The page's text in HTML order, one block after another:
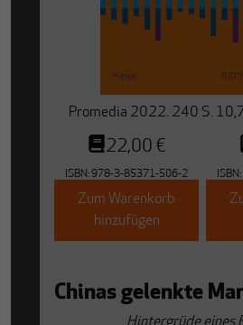
Promedia 2022. 240 S.
22,00 €
ISBN: 978-3-85371-506-2 ISBN:
Zum Warenkorb
hinzufügen